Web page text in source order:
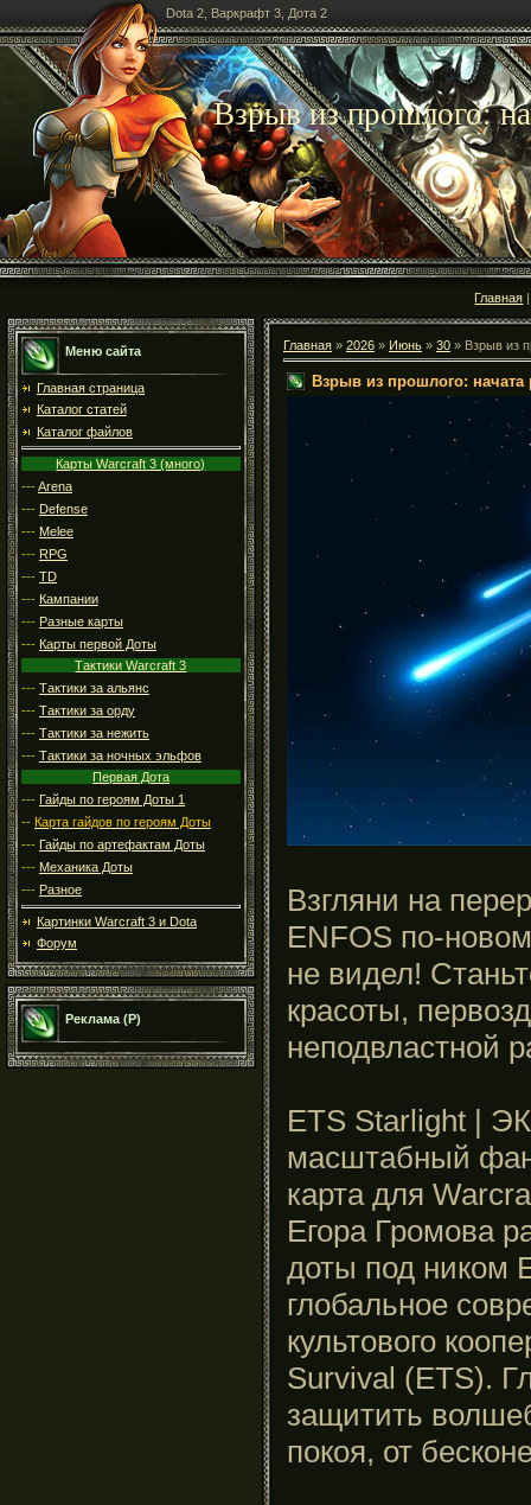
Dota 2, Варкрафт 3, Дота 2
Взрыв из прошлого:
Главная
Меню сайта
Главная страница
Каталог статей
Каталог файлов
Карты Warcraft 3 (много)
---Arena
--- Defense
--- Melee
--- RPG
--- TD
--- Кампании
--- Разные карты
--- Карты первой Доты
Тактики Warcraft 3
--- Тактики за альянс
--- Тактики за орду
--- Тактики за нежить
--- Тактики за ночных эльфов
Первая Дота
--- Гайды по героям Доты 1
-- Карта гайдов по героям Доты
--- Гайды по артефактам Доты
--- Механика Доты
--- Разное
Картинки Warcraft 3 и Dota
Форум
Реклама (Р)
Главная » 2026 » Июнь » 30 » Взрыв из
Взрыв из прошлого: начата
Взгляни на
ENFOS по-
не видел!
красоты,
неподвластной
ETS Starlight |
масштабный
карта для
Егора Громова
доты под ником
глобальное
культового
Survival (ETS).
защитить
покоя, от